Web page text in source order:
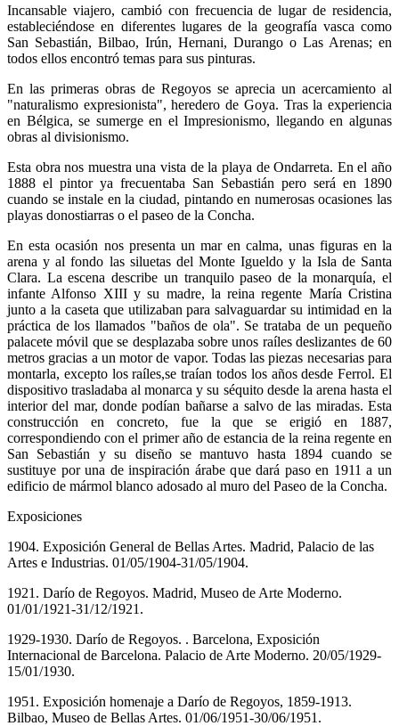
Incansable viajero, cambió con frecuencia de lugar de residencia,
estableciéndose en diferentes lugares de la geografía vasca como
San Sebastián, Bilbao, Irún, Hernani, Durango o Las Arenas; en
todos ellos encontró temas para sus pinturas.
En las primeras obras de Regoyos se aprecia un acercamiento al
"naturalismo expresionista", heredero de Goya. Tras la experiencia
en Bélgica, se sumerge en el Impresionismo, llegando en algunas
obras al divisionismo.
Esta obra nos muestra una vista de la playa de Ondarreta. En el año
1888 el pintor ya frecuentaba San Sebastián pero será en 1890
cuando se instale en la ciudad, pintando en numerosas ocasiones las
playas donostiarras o el paseo de la Concha.
En esta ocasión nos presenta un mar en calma, unas figuras en la
arena y al fondo las siluetas del Monte Igueldo y la Isla de Santa
Clara. La escena describe un tranquilo paseo de la monarquía, el
infante Alfonso XIII y su madre, la reina regente María Cristina
junto a la caseta que utilizaban para salvaguardar su intimidad en la
práctica de los llamados "baños de ola". Se trataba de un pequeño
palacete móvil que se desplazaba sobre unos raíles deslizantes de 60
metros gracias a un motor de vapor. Todas las piezas necesarias para
montarla, excepto los raíles,se traían todos los años desde Ferrol. El
dispositivo trasladaba al monarca y su séquito desde la arena hasta el
interior del mar, donde podían bañarse a salvo de las miradas. Esta
construcción en concreto, fue la que se erigió en 1887,
correspondiendo con el primer año de estancia de la reina regente en
San Sebastián y su diseño se mantuvo hasta 1894 cuando se
sustituye por una de inspiración árabe que dará paso en 1911 a un
edificio de mármol blanco adosado al muro del Paseo de la Concha.
Exposiciones
1904. Exposición General de Bellas Artes. Madrid, Palacio de las
Artes e Industrias. 01/05/1904-31/05/1904.
1921. Darío de Regoyos. Madrid, Museo de Arte Moderno.
01/01/1921-31/12/1921.
1929-1930. Darío de Regoyos. . Barcelona, Exposición
Internacional de Barcelona. Palacio de Arte Moderno. 20/05/1929-
15/01/1930.
1951. Exposición homenaje a Darío de Regoyos, 1859-1913.
Bilbao, Museo de Bellas Artes. 01/06/1951-30/06/1951.